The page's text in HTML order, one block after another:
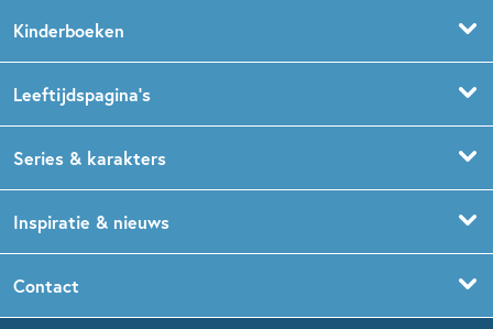
Kinderboeken
Prentenboeken
Babyboeken
Sprookjesboeken
Leeftijdspagina’s
Boekentips 1,5 - 3 jaar
Boekentips 5 - 7 jaar
Series & karakters
Dog Man
Inspiratie & nieuws
Kinderjury
Contact